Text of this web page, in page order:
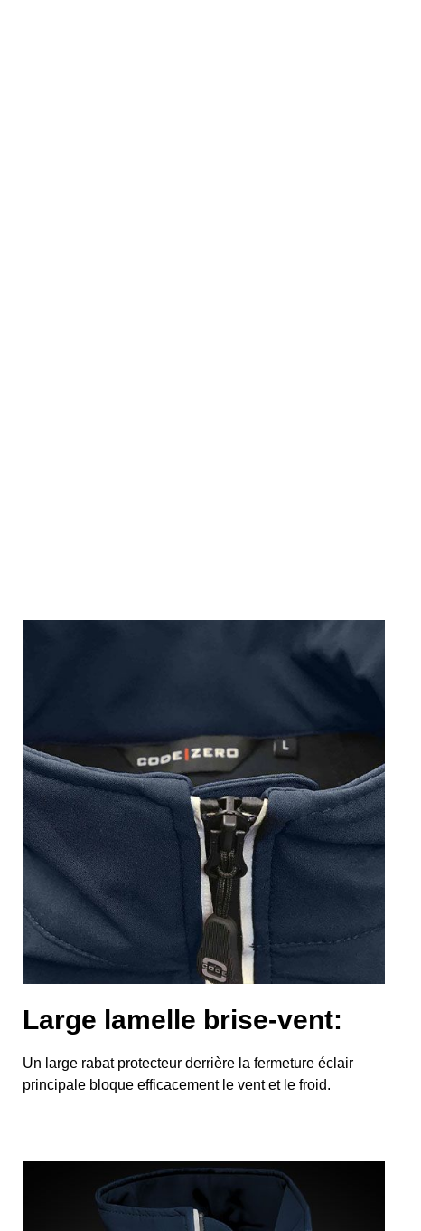
Large lamelle brise‑vent:
Un large rabat protecteur derrière la fermeture éclair
principale bloque efficacement le vent et le froid.